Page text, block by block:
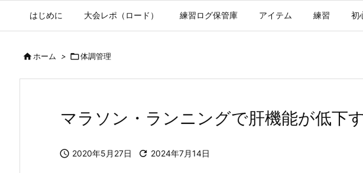
はじめに 大会レポ（ロード） 練習ログ保管庫 アイテム 練習 初
ホーム > 体調管理
マラソン・ランニングで肝機能が低下
 2020年5月27日  2024年7月14日